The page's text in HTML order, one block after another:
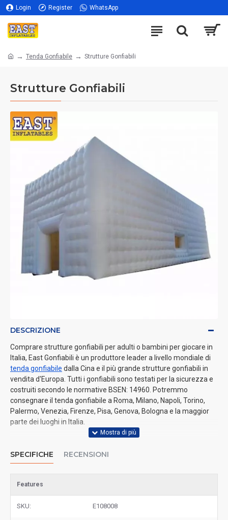
Login Register WhatsApp
Tenda Gonfiabile Strutture Gonfiabili
Strutture Gonfiabili
DESCRIZIONE
Comprare strutture gonfiabili per adulti o bambini per giocare in
Italia, East Gonfiabili è un produttore leader a livello mondiale di
tenda gonfiabile dalla Cina e il più grande strutture gonfiabili in
vendita d'Europa. Tutti i gonfiabili sono testati per la sicurezza e
costruiti secondo le normative BSEN: 14960. Potremmo
consegnare il tenda gonfiabile a Roma, Milano, Napoli, Torino,
Palermo, Venezia, Firenze, Pisa, Genova, Bologna e la maggior
parte dei luoghi in Italia.
SPECIFICHE RECENSIONI
Features
SKU: E108008